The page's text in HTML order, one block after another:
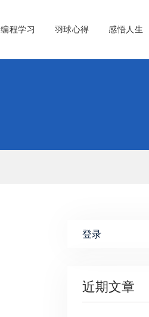
编程学习 羽球心得 感悟人生
登录
近期文章